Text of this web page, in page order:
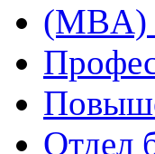
(MBA)
Отдел